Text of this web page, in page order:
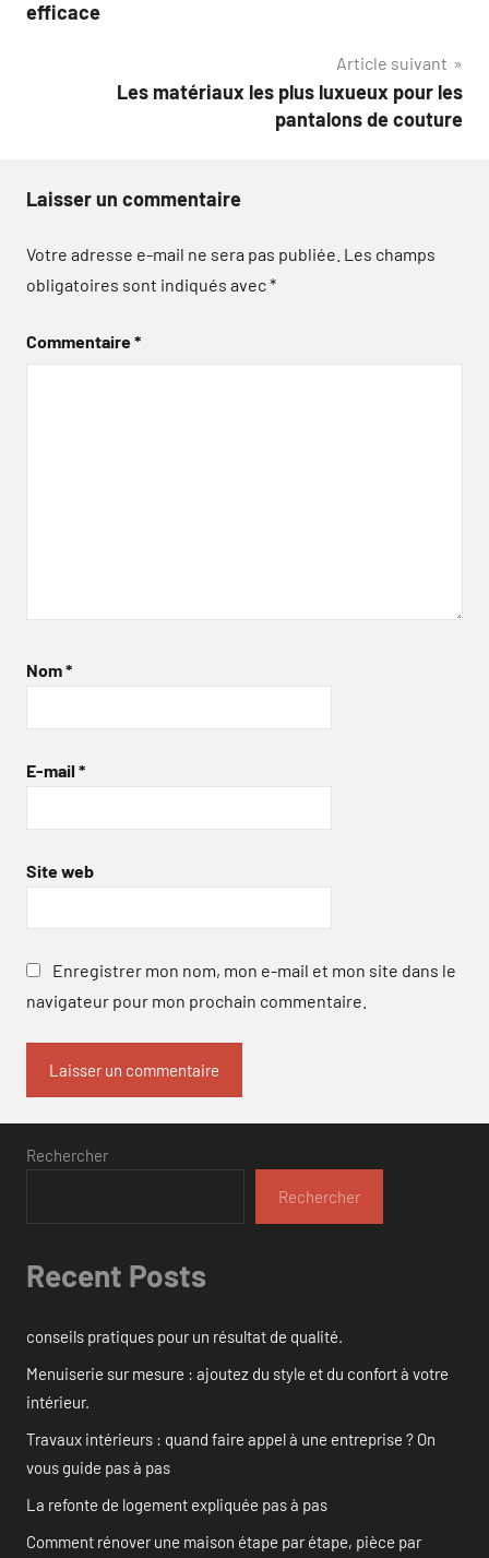
efficace
Article suivant
Les matériaux les plus luxueux pour les
pantalons de couture
Laisser un commentaire
Votre adresse e-mail ne sera pas publiée. Les champs
obligatoires sont indiqués avec*
Commentaire*
Nom*
E-mail *
Site web
Enregistrer mon nom, mon e-mail et mon site dans le
navigateur pour mon prochain commentaire.
Rechercher
Rechercher
Recent Posts
conseils pratiques pour un résultat de qualité.
Menuiserie sur mesure : ajoutez du style et du confort à votre
intérieur.
Travaux intérieurs : quand faire appel à une entreprise ? On
vous guide pas à pas
La refonte de logement expliquée pas à pas
Comment rénover une maison étape par étape, pièce par